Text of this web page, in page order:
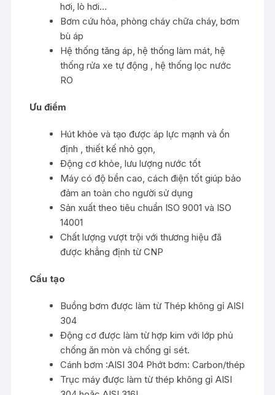
hơi, lò hơi…
Bơm cứu hỏa, phòng cháy chữa cháy, bơm
bù áp
Hệ thống tăng áp, hệ thống làm mát, hệ
thống rửa xe tự động , hệ thống lọc nước
RO
Ưu điểm
Hút khỏe và tạo được áp lực mạnh và ổn
định , thiết kế nhỏ gọn,
Động cơ khỏe, lưu lượng nước tốt
Máy có độ bền cao, cách điện tốt giúp bảo
đảm an toàn cho người sử dụng
Sản xuất theo tiêu chuẩn ISO 9001 và ISO
14001
Chất lượng vượt trội với thương hiệu đã
được khẳng định từ CNP
Cấu tạo
Buồng bơm được làm từ Thép không gỉ AISI
304
Động cơ được làm từ hợp kim với lớp phủ
chống ăn mòn và chống gỉ sét.
Cánh bơm :AISI 304 Phớt bơm: Carbon/thép
Trục máy được làm từ thép không gỉ AISI